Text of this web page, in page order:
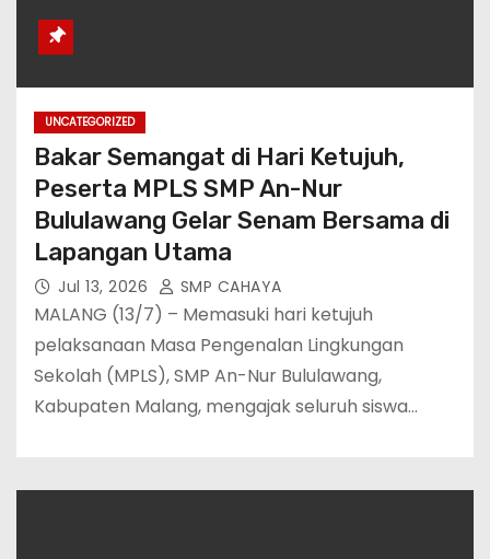
UNCATEGORIZED
Bakar Semangat di Hari Ketujuh,
Peserta MPLS SMP An-Nur
Bululawang Gelar Senam Bersama di
Lapangan Utama
Jul 13, 2026 SMP CAHAYA
MALANG (13/7) – Memasuki hari ketujuh
pelaksanaan Masa Pengenalan Lingkungan
Sekolah (MPLS), SMP An-Nur Bululawang,
Kabupaten Malang, mengajak seluruh siswa…